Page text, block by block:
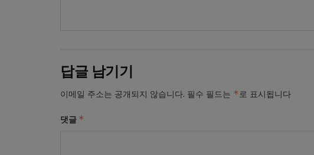
답글 남기기
이메일 주소는 공개되지 않습니다. 필수 필드는 *로 표시됩니다
댓글 *